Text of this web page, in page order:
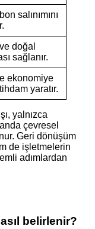
salınımını
doğal
sağlanır.
ekonomiye
yaratır.
yalnızca
çevresel
Geri dönüşüm
de işletmelerin
adımlardan
belirlenir?